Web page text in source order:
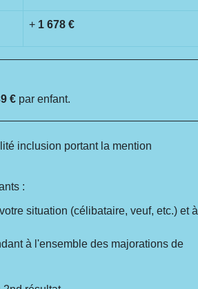
+ 1 678 €
€ par enfant.
inclusion portant la mention
:
situation (célibataire, veuf, etc.) et à
à l'ensemble des majorations de